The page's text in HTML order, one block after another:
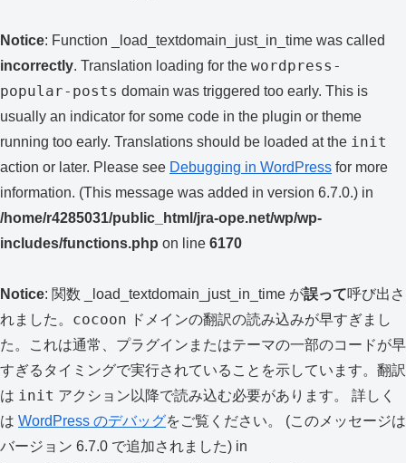
Notice: Function _load_textdomain_just_in_time was called
incorrectly. Translation loading for the wordpress-
popular-posts domain was triggered too early. This is
usually an indicator for some code in the plugin or theme
running too early. Translations should be loaded at the init
action or later. Please see Debugging in WordPress for more
information. (This message was added in version 6.7.0.) in
/home/r4285031/public_html/jra-ope.net/wp/wp-
includes/functions.php on line 6170
Notice: 関数 _load_textdomain_just_in_time が誤って呼び出さ
れました。 cocoon ドメインの翻訳の読み込みが早すぎまし
た。これは通常、プラグインまたはテーマの一部のコードが早
すぎるタイミングで実行されていることを示しています。翻訳
は init アクション以降で読み込む必要があります。 詳しく
は WordPress のデバッグをご覧ください。 (このメッセージは
バージョン 6.7.0 で追加されました) in